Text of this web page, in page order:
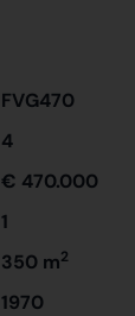
FVG470
4
€ 470.000
1
350 m2
1970